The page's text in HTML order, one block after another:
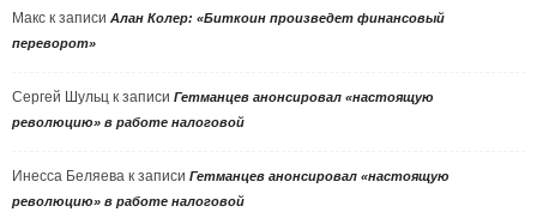
Макс к записи Алан Колер: «Биткоин произведет финансовый
переворот»
Сергей Шульц к записи Гетманцев анонсировал «настоящую
революцию» в работе налоговой
Инесса Беляева к записи Гетманцев анонсировал «настоящую
революцию» в работе налоговой